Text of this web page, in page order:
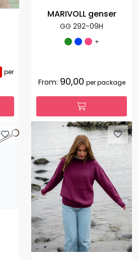
per
MARIVOLL genser
GG 292-09H
+
From: 90,00 per package